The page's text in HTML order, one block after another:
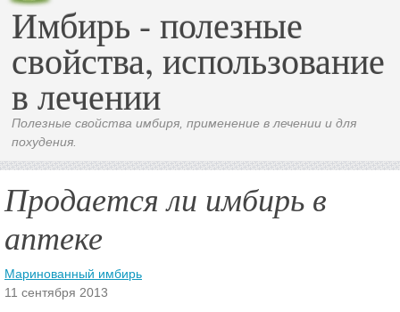
Имбирь - полезные
свойства, использование
в лечении
Полезные свойства имбиря, применение в лечении и для
похудения.
Продается ли имбирь в
аптеке
Маринованный имбирь
11 сентября 2013